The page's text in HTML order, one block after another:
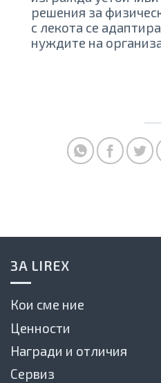
решения за
с лекота се
нуждите на
ЗА LIREX
Кои сме ние
Ценности
Награди и отличия
Сервиз